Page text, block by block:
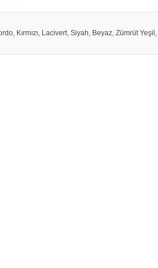
Kırmızı, Lacivert, Siyah, Beyaz, Zümrüt